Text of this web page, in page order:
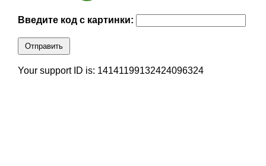
Введите код с картинки:
Отправить
Your support ID is: 14141199132424096324